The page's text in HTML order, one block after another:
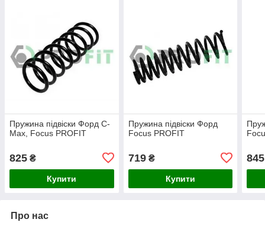
Пружина підвіски Форд C-
Max, Focus PROFIT
825 ₴
Купити
Пружина підвіски Форд
Focus PROFIT
719₴
Купити
845
Про нас